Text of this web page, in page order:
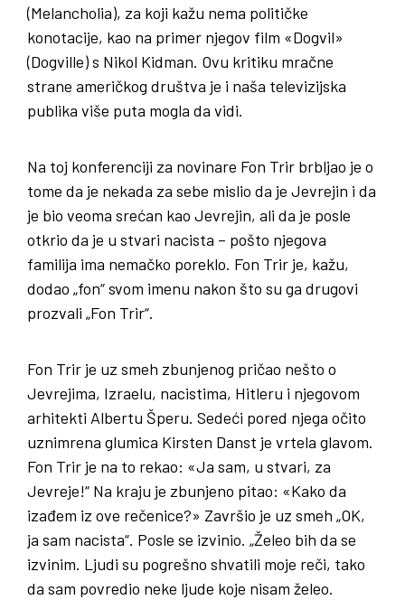
(Melancholia), za koji kažu nema političke
konotacije, kao na primer njegov film «Dogvil»
(Dogville) s Nikol Kidman. Ovu kritiku mračne
strane američkog društva je i naša televizijska
publika više puta mogla da vidi.
Na toj konferenciji za novinare Fon Trir brbljao je o
tome da je nekada za sebe mislio da je Jevrejin i da
je bio veoma srećan kao Jevrejin, ali da je posle
otkrio da je u stvari nacista – pošto njegova
familija ima nemačko poreklo. Fon Trir je, kažu,
dodao „fon“ svom imenu nakon što su ga drugovi
prozvali „Fon Trir“.
Fon Trir je uz smeh zbunjenog pričao nešto o
Jevrejima, Izraelu, nacistima, Hitleru i njegovom
arhitekti Albertu Šperu. Sedeći pored njega očito
uznimrena glumica Kirsten Danst je vrtela glavom.
Fon Trir je na to rekao: «Ja sam, u stvari, za
Jevreje!“ Na kraju je zbunjeno pitao: «Kako da
izađem iz ove rečenice?» Završio je uz smeh „OK,
ja sam nacista“. Posle se izvinio. „Želeo bih da se
izvinim. Ljudi su pogrešno shvatili moje reči, tako
da sam povredio neke ljude koje nisam želeo.